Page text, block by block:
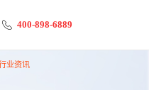
400-898-6889
业资讯